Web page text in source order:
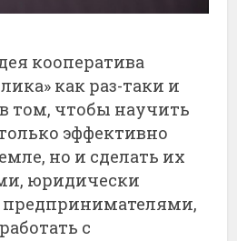
кооператива
как раз-таки и
том, чтобы научить
эффективно
но и сделать их
юридически
с